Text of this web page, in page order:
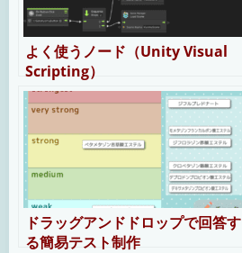
よく使うノード（Unity Visual
Scripting）
ドラッグアンドドロップで回答す
る簡易テスト制作